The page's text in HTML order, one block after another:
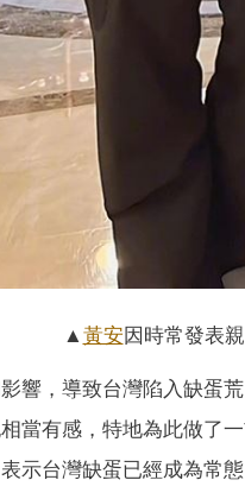
▲ 黃安因時常發表
響，導致台灣陷入缺蛋
當有感，特地為此做了
示台灣缺蛋已經成為常